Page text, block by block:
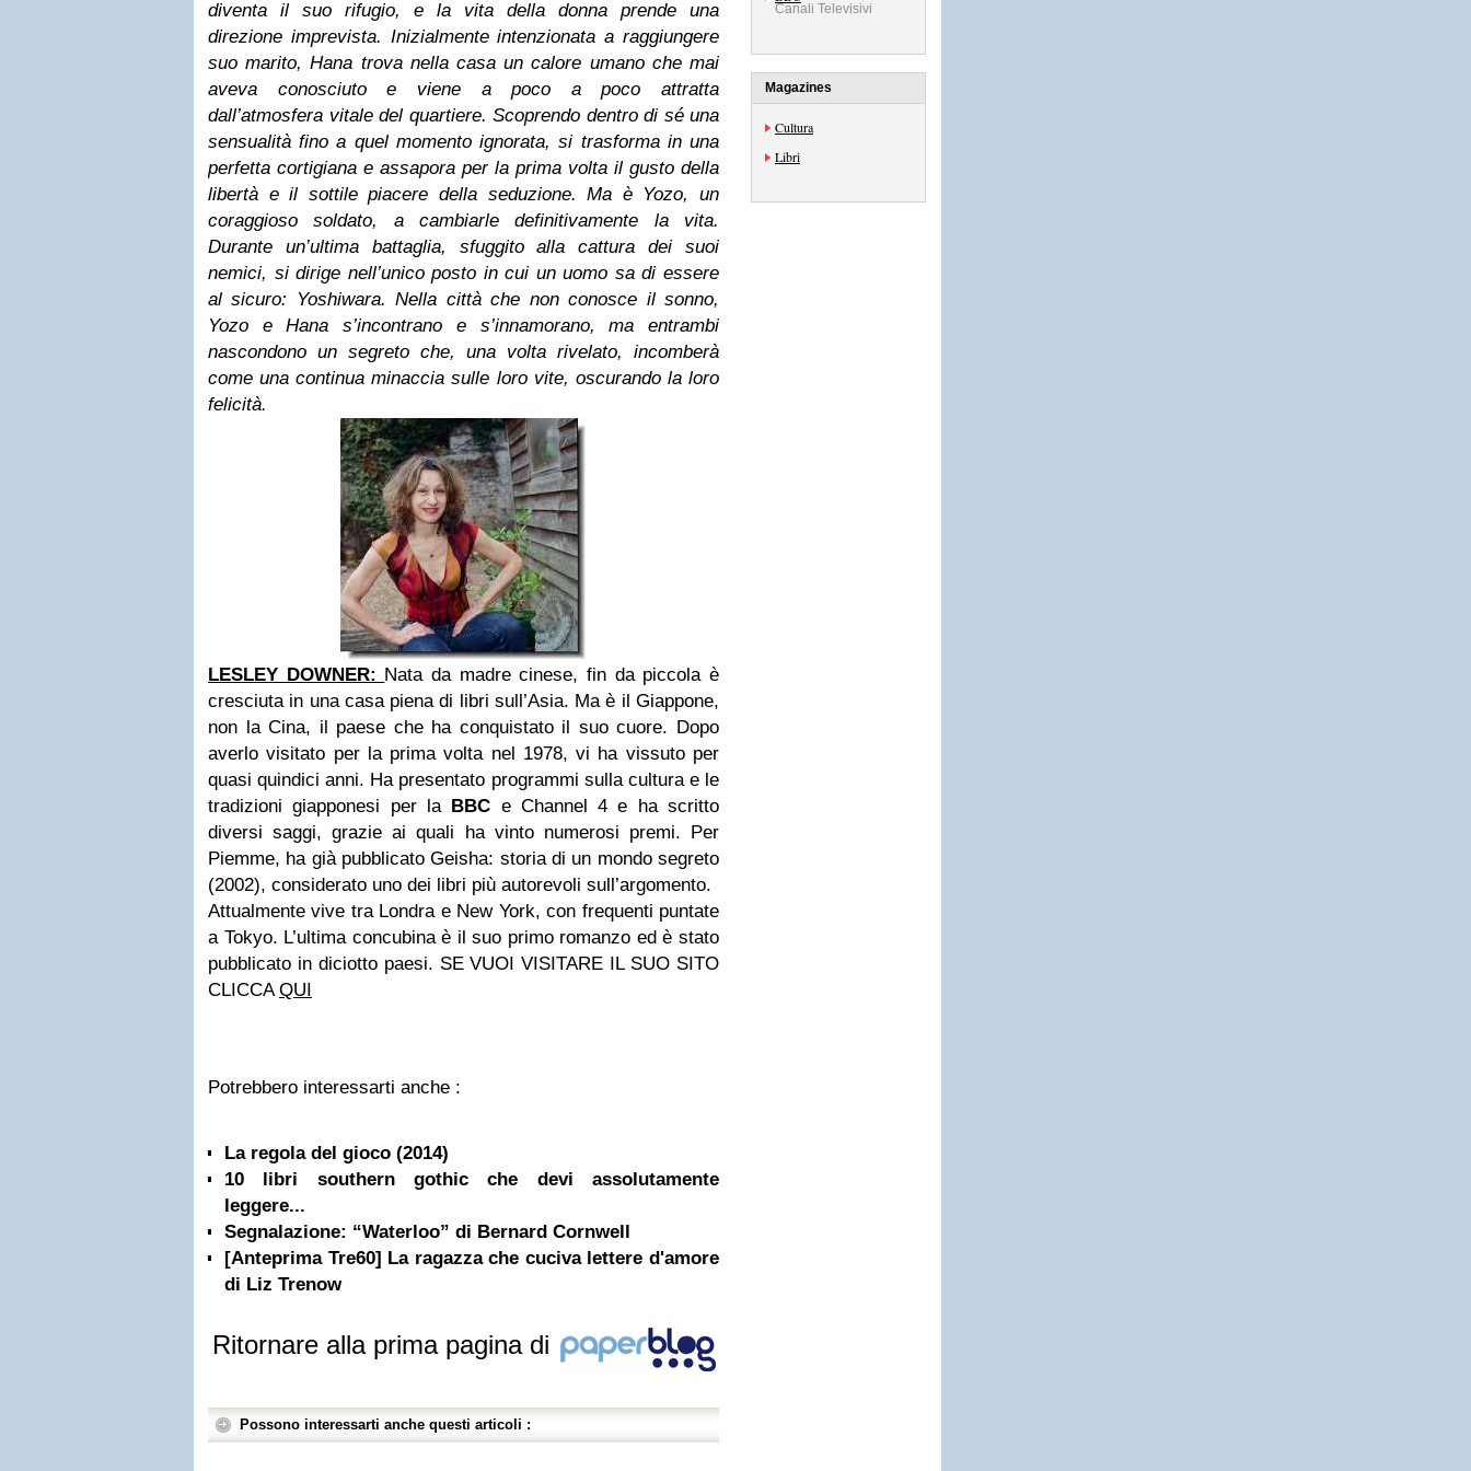
diventa il suo rifugio, e la vita della donna prende una
direzione imprevista. Inizialmente intenzionata a raggiungere
suo marito, Hana trova nella casa un calore umano che mai
aveva conosciuto e viene a poco a poco attratta
dall’atmosfera vitale del quartiere. Scoprendo dentro di sé una
sensualità fino a quel momento ignorata, si trasforma in una
perfetta cortigiana e assapora per la prima volta il gusto della
libertà e il sottile piacere della seduzione. Ma è Yozo, un
coraggioso soldato, a cambiarle definitivamente la vita.
Durante un’ultima battaglia, sfuggito alla cattura dei suoi
nemici, si dirige nell’unico posto in cui un uomo sa di essere
al sicuro: Yoshiwara. Nella città che non conosce il sonno,
Yozo e Hana s’incontrano e s’innamorano, ma entrambi
nascondono un segreto che, una volta rivelato, incomberà
come una continua minaccia sulle loro vite, oscurando la loro
felicità.
LESLEY DOWNER: Nata da madre cinese, fin da piccola è
cresciuta in una casa piena di libri sull’Asia. Ma è il Giappone,
non la Cina, il paese che ha conquistato il suo cuore. Dopo
averlo visitato per la prima volta nel 1978, vi ha vissuto per
quasi quindici anni. Ha presentato programmi sulla cultura e le
tradizioni giapponesi per la BBC e Channel 4 e ha scritto
diversi saggi, grazie ai quali ha vinto numerosi premi. Per
Piemme, ha già pubblicato Geisha: storia di un mondo segreto
(2002), considerato uno dei libri più autorevoli sull’argomento.
Attualmente vive tra Londra e New York, con frequenti puntate
a Tokyo. L’ultima concubina è il suo primo romanzo ed è stato
pubblicato in diciotto paesi. SE VUOI VISITARE IL SUO SITO
CLICCAQUI
Potrebbero interessarti anche :
La regola del gioco (2014)
10 libri southern gothic che devi assolutamente
leggere...
Segnalazione: “Waterloo” di Bernard Cornwell
[Anteprima Tre60] La ragazza che cuciva lettere d'amore
di Liz Trenow
Ritornare alla prima pagina di
Possono interessarti anche questi articoli :
Canali Televisivi
Magazines
Cultura
Libri